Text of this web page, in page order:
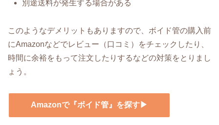
別途送料が発生する場合がある
このようなデメリットもありますので、ボイド管の購入前
にAmazonなどでレビュー（口コミ）をチェックしたり、
時間に余裕をもって注文したりするなどの対策をとりまし
ょう。
Amazonで『ボイド管』を探す▶